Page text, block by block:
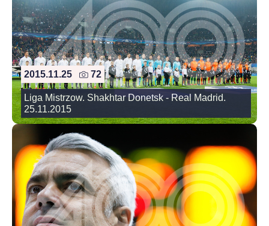
2015.11.25 72
Liga Mistrzow. Shakhtar Donetsk - Real Madrid.
25.11.2015